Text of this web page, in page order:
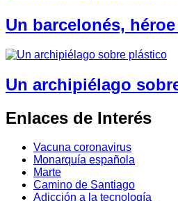
Un barcelonés,
Un archipiélago
Enlaces de Interés
Vacuna coronavirus
Monarquía española
Marte
Camino de Santiago
Adicción a la tecnología